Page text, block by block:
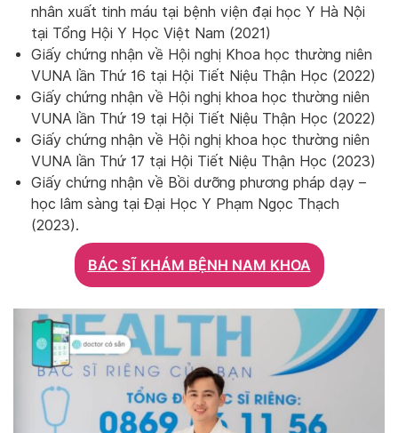
nhân xuất tinh máu tại bệnh viện đại học Y Hà Nội
tại Tổng Hội Y Học Việt Nam (2021)
Giấy chứng nhận về Hội nghị Khoa học thường niên
VUNA lần Thứ 16 tại Hội Tiết Niệu Thận Học (2022)
Giấy chứng nhận về Hội nghị khoa học thường niên
VUNA lần Thứ 19 tại Hội Tiết Niệu Thận Học (2022)
Giấy chứng nhận về Hội nghị khoa học thường niên
VUNA lần Thứ 17 tại Hội Tiết Niệu Thận Học (2023)
Giấy chứng nhận về Bồi dưỡng phương pháp dạy –
học lâm sàng tại Đại Học Y Phạm Ngọc Thạch
(2023).
BÁC SĨ KHÁM BỆNH NAM KHOA